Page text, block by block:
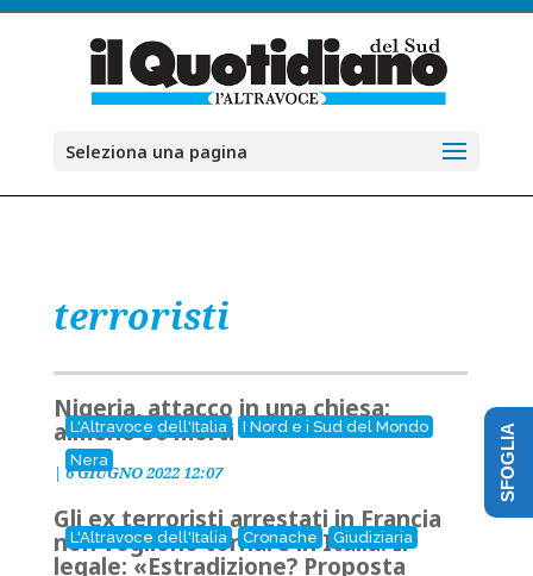
Seleziona una pagina
terroristi
L'Altravoce dell'Italia
I Nord e i Sud del Mondo
Nera
Nigeria, attacco in una chiesa:
almeno 50 morti
| 6 GIUGNO 2022 12:07
L'Altravoce dell'Italia Cronache Giudiziaria
Gli ex terroristi arrestati in Francia
non vogliono tornare in Italia. Il
legale: «Estradizione? Proposta
SFOGLIA